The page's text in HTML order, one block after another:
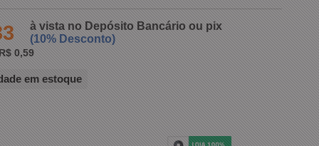
à vista no Depósito Bancário ou pix
(10% Desconto)
0,59
em estoque